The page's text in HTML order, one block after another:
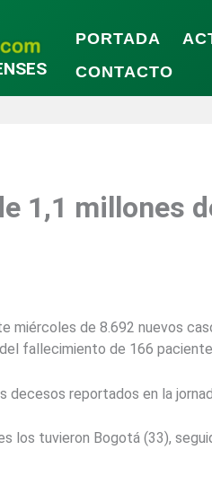
PORTADA
CONTACTO
1,1 millones
miércoles de 8.692 nuevos
fallecimiento de 166
decesos reportados en la
los tuvieron Bogotá (33),